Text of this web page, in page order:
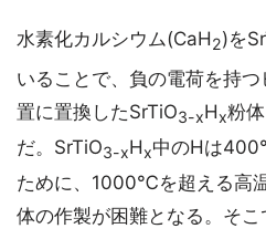
水素化カルシウム(CaH2)を
いることで、負の電荷を持つ
置に置換したSrTiO3-xHx粉
だ。SrTiO3-xHx中のHは
ために、1000℃を超える高
体の作製が困難となる。そこ